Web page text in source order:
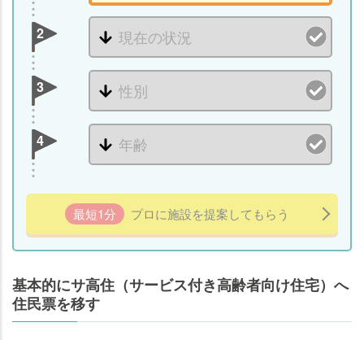
2
3
4
最短1分 プロに施設を提案してもらう
よう
基本的にサ高住（サービス付き高齢者向け住宅）へ
住民票を移す